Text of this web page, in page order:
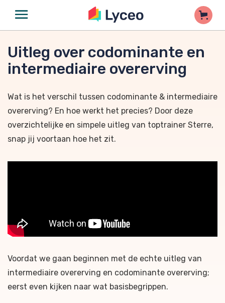
Uitleg over codominante en
intermediaire overerving
Wat is het verschil tussen codominante & intermediaire
overerving? En hoe werkt het precies? Door deze
overzichtelijke en simpele uitleg van toptrainer Sterre,
snap jij voortaan hoe het zit.
Voordat we gaan beginnen met de echte uitleg van
intermediaire overerving en codominante overerving;
eerst even kijken naar wat basisbegrippen.